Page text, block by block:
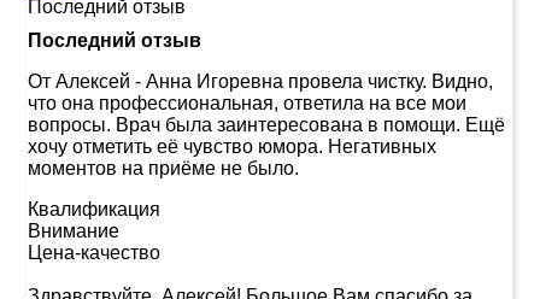
Последний отзыв
Последний отзыв
От Алексей - Анна Игоревна провела чистку. Видно,
что она профессиональная, ответила на все мои
вопросы. Врач была заинтересована в помощи. Ещё
хочу отметить её чувство юмора. Негативных
моментов на приёме не было.
Квалификация
Внимание
Цена-качество